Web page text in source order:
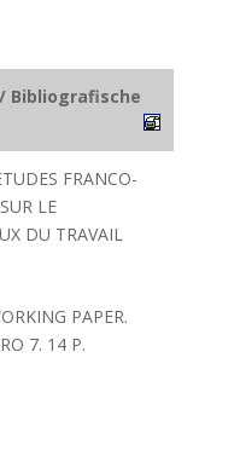
Bibliografische
FRANCO-
LE
DU TRAVAIL
PAPER.
7. 14 P.